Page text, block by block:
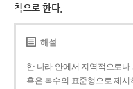
칙으로 한다.
해설
한 나라 안에서 지역적으로
혹은 복수의 표준형으로 제